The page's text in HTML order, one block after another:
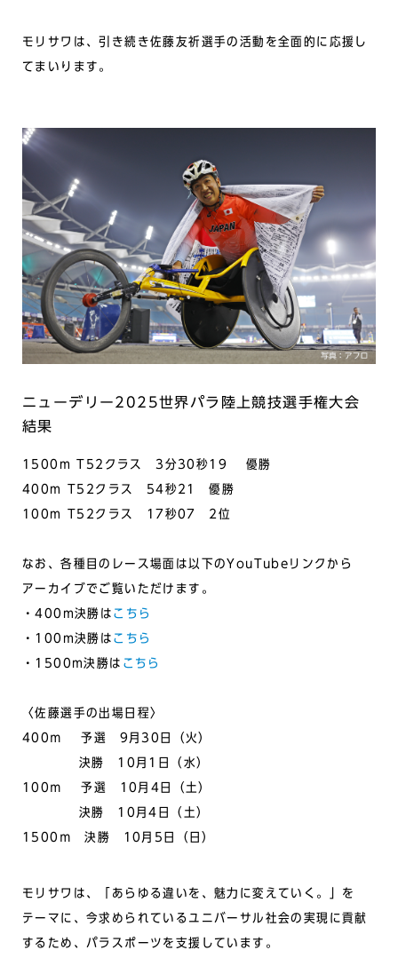
モリサワは、引き続き佐藤友祈選手の活動を全面的に応援し
てまいります。
ニューデリー2025世界パラ陸上競技選手権大会
結果
1500m T52クラス 3分30秒19 優勝
400m T52クラス 54秒21 優勝
100m T52クラス 17秒07 2位
なお、各種目のレース場面は以下のYouTubeリンクから
アーカイブでご覧いただけます。
・400m決勝は こちら
・100m決勝は こちら
・1500m決勝は こちら
〈佐藤選手の出場日程〉
400ｍ 予選 9月30日（火）
決勝 10月1日（水）
100ｍ 予選 10月4日（土）
決勝 10月4日（土）
1500ｍ 決勝 10月5日（日）
モリサワは、「あらゆる違いを、魅力に変えていく。」を
テーマに、今求められているユニバーサル社会の実現に貢献
するため、パラスポーツを支援しています。